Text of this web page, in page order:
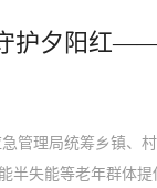
护夕阳红
理局统筹乡镇、村
半失能等老年群体提